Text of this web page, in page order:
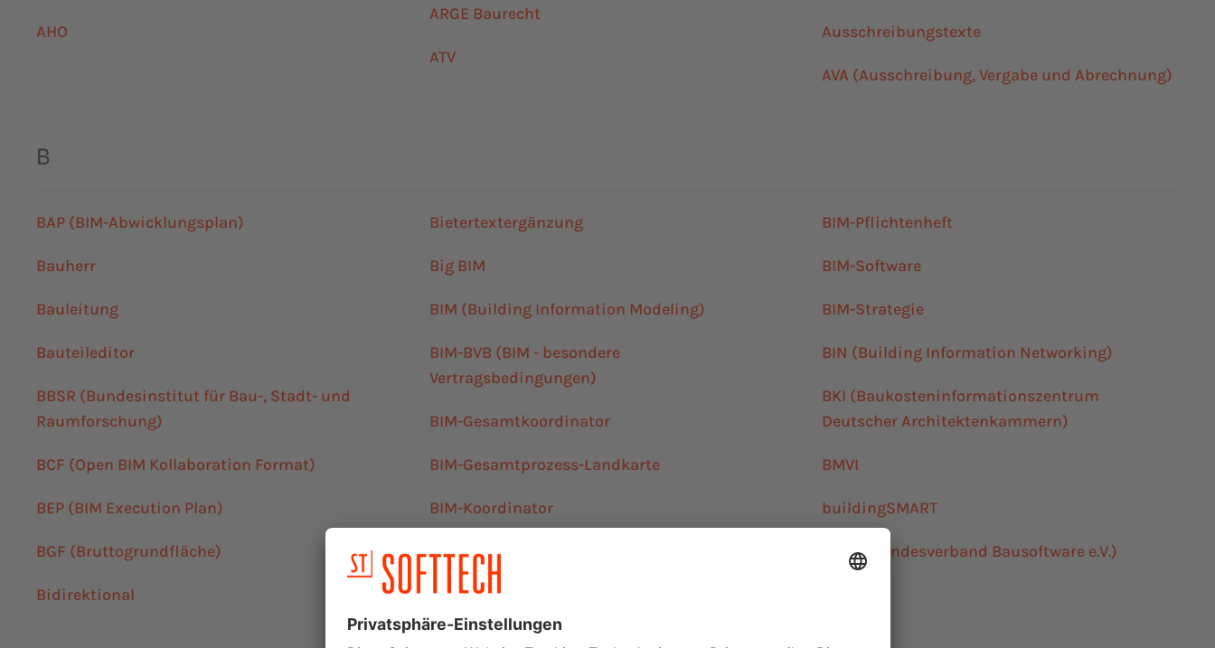
AHO
ARGE Baurecht
ATV
Ausschreibungstexte
AVA (Ausschreibung, Vergabe und Abrechnung)
B
BAP (BIM-Abwicklungsplan)
Bauherr
Bauleitung
Bauteileditor
BBSR (Bundesinstitut für Bau-, Stadt- und
Raumforschung)
BCF (Open BIM Kollaboration Format)
BEP (BIM Execution Plan)
BGF (Bruttogrundfläche)
Bidirektional
Bietertextergänzung
Big BIM
BIM (Building Information Modeling)
BIM-BVB (BIM - besondere
Vertragsbedingungen)
BIM-Gesamtkoordinator
BIM-Gesamtprozess-Landkarte
BIM-Koordinator
BIM-Manager/BIM-Planer
BIM-Nutzer/BIM-Modellierer
BIM-Pflichtenheft
BIM-Software
BIM-Strategie
BIN (Building Information Networking)
BKI (Baukosteninformationszentrum
Deutscher Architektenkammern)
BMVI
buildingSMART
BVBS (Bundesverband Bausoftware e.V.)